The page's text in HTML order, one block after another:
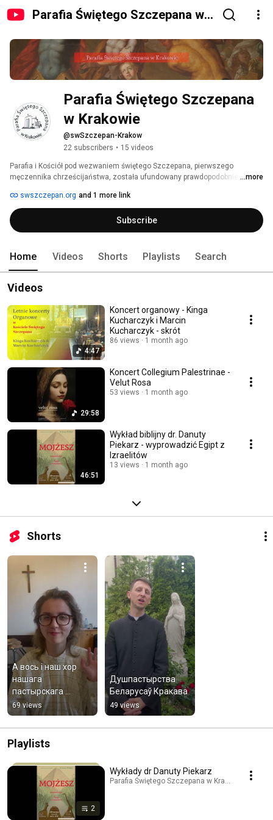
Parafia Świętego Szczepana w
Parafia Świętego Szczepana
w Krakowie
@swSzczepan-Krakow
22 subscribers • 15 videos
Parafia i Kościół pod wezwaniem świętego Szczepana, pierwszego
męczennika chrześcijaństwa, została ufundowany prawdopodobnie przez
ulokowano na skraju ówczesnego Krakowa, ale wewnątrz murów
obronnych, w miejscu obecnego placu Szczepańskiego. Obecnie świątynia
pod tym wezwaniem mieści się na ulicy Sienkiewicza i od XIII wieku służy
wszystkim pokoleniom krakowian.
...more
swszczepan.org and 1 more link
Subscribe
Home Videos Shorts Playlists Search
Videos
4:47
Koncert organowy - Kinga
Kucharczyk i Marcin
Kucharczyk - skrót
86 views 1 month ago
29:58
Koncert Collegium Palestrinae -
Velut Rosa
53 views 1 month ago
46:51
Wykład biblijny dr. Danuty
Piekarz - wyprowadzić Egipt z
Izraelitów
13 views 1 month ago
Shorts
А вось і наш хор
нашага
пастырскага
служэння
69 views
Душпастырства
Беларусаў Кракава
49 views
Playlists
2
Wykłady dr Danuty Piekarz
Parafia Świętego Szczepana w Krakowie ·